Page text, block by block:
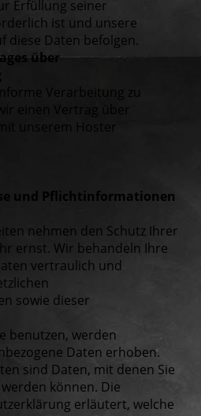
Erfüllung seiner
ist und unsere
diese Daten befolgen.
über
Verarbeitung zu
einen Vertrag über
unserem Hoster
und Pflichtinformationen
nehmen den Schutz Ihrer
ernst. Wir behandeln Ihre
vertraulich und
sowie dieser
benutzen, werden
Daten erhoben.
sind Daten, mit denen Sie
können. Die
erläutert, welche